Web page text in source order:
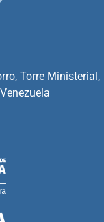
Torre Ministerial,